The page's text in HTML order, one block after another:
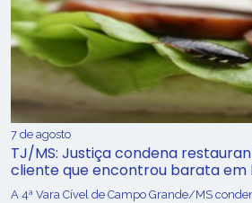
7 de agosto
TJ/MS: Justiça condena
cliente que encontrou barata em
A 4ª Vara Cível de Campo Grande/MS